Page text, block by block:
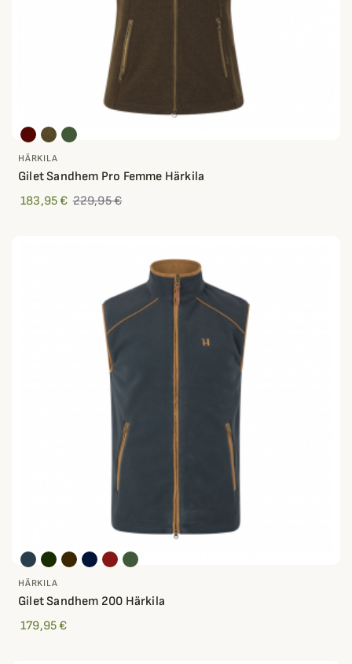
HÄRKILA
Gilet Sandhem Pro Femme Härkila
183,95 € 229,95 €
HÄRKILA
Gilet Sandhem 200 Härkila
179,95 €